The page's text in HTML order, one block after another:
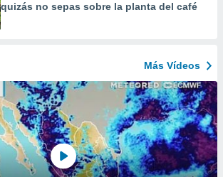
quizás no sepas sobre la planta del café
Más Vídeos